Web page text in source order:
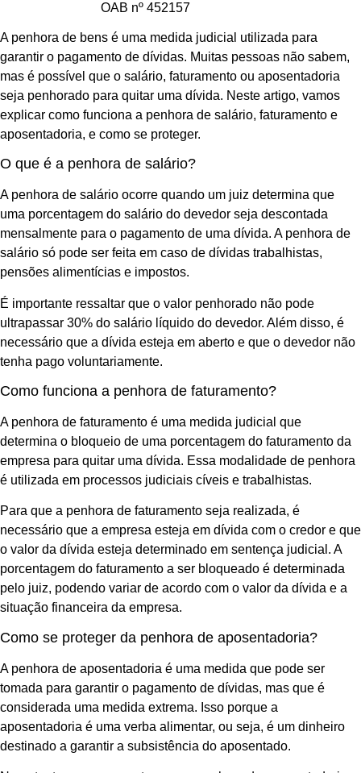
OAB nº 452157
A penhora de bens é uma medida judicial utilizada para
garantir o pagamento de dívidas. Muitas pessoas não sabem,
mas é possível que o salário, faturamento ou aposentadoria
seja penhorado para quitar uma dívida. Neste artigo, vamos
explicar como funciona a penhora de salário, faturamento e
aposentadoria, e como se proteger.
O que é a penhora de salário?
A penhora de salário ocorre quando um juiz determina que
uma porcentagem do salário do devedor seja descontada
mensalmente para o pagamento de uma dívida. A penhora de
salário só pode ser feita em caso de dívidas trabalhistas,
pensões alimentícias e impostos.
É importante ressaltar que o valor penhorado não pode
ultrapassar 30% do salário líquido do devedor. Além disso, é
necessário que a dívida esteja em aberto e que o devedor não
tenha pago voluntariamente.
Como funciona a penhora de faturamento?
A penhora de faturamento é uma medida judicial que
determina o bloqueio de uma porcentagem do faturamento da
empresa para quitar uma dívida. Essa modalidade de penhora
é utilizada em processos judiciais cíveis e trabalhistas.
Para que a penhora de faturamento seja realizada, é
necessário que a empresa esteja em dívida com o credor e que
o valor da dívida esteja determinado em sentença judicial. A
porcentagem do faturamento a ser bloqueado é determinada
pelo juiz, podendo variar de acordo com o valor da dívida e a
situação financeira da empresa.
Como se proteger da penhora de aposentadoria?
A penhora de aposentadoria é uma medida que pode ser
tomada para garantir o pagamento de dívidas, mas que é
considerada uma medida extrema. Isso porque a
aposentadoria é uma verba alimentar, ou seja, é um dinheiro
destinado a garantir a subsistência do aposentado.